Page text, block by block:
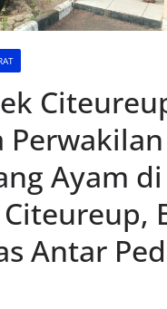
Perwakilan
Ayam di
Antar